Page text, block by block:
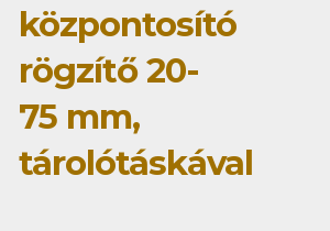
központosító
rögzítő 20-
75 mm,
tárolótáskával